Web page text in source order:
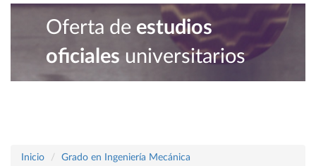
Oferta de estudios
oficiales universitarios
Inicio
Grado en Ingeniería Mecánica